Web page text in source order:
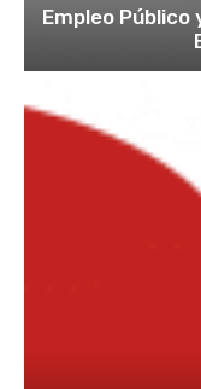
Empleo Público